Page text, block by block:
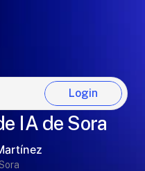
Login
Login
STPS con el
IA de Sora